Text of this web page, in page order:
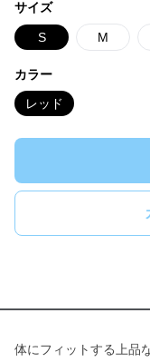
サイズ
S M
カラー
レッド
体にフィットする上品